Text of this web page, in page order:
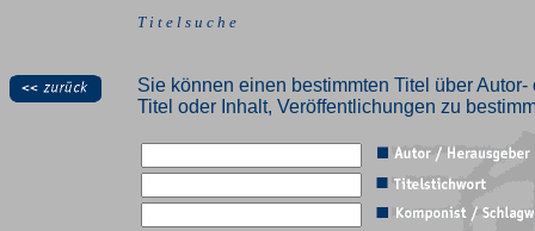
T i t e l s u c h e
Sie können einen bestimmten Titel über
Titel oder Inhalt, Veröffentlichungen zu